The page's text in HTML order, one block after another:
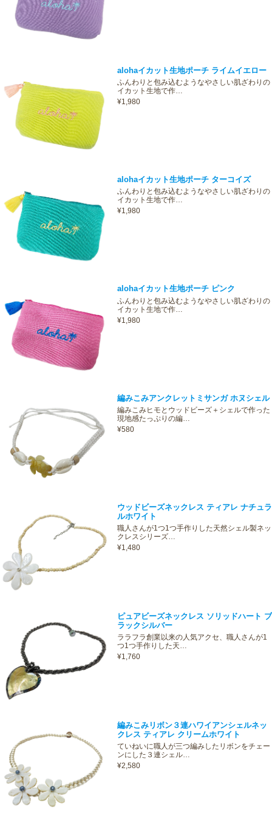
alohaイカット生地ポーチ ライムイエロー
ふんわりと包み込むようなやさしい肌ざわりの
イカット生地で作…
¥1,980
alohaイカット生地ポーチ ターコイズ
ふんわりと包み込むようなやさしい肌ざわりの
イカット生地で作…
¥1,980
alohaイカット生地ポーチ ピンク
ふんわりと包み込むようなやさしい肌ざわりの
イカット生地で作…
¥1,980
編みこみアンクレットミサンガ ホヌシェル
編みこみヒモとウッドビーズ＋シェルで作った
現地感たっぷりの編…
¥580
ウッドビーズネックレス ティアレ ナチュラ
ルホワイト
職人さんが1つ1つ手作りした天然シェル製ネッ
クレスシリーズ…
¥1,480
ピュアビーズネックレス ソリッドハート ブ
ラックシルバー
ララフラ創業以来の人気アクセ、職人さんが1
つ1つ手作りした天…
¥1,760
編みこみリボン３連ハワイアンシェルネッ
クレス ティアレ クリームホワイト
ていねいに職人が三つ編みしたリボンをチェー
ンにした３連シェル…
¥2,580